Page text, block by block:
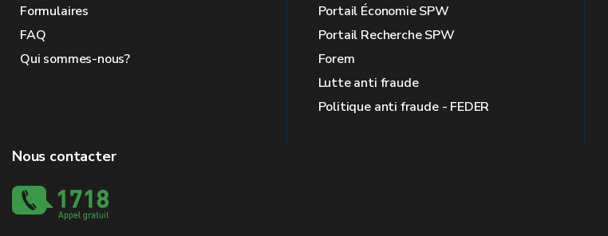
Formulaires
FAQ
Qui sommes-nous?
Portail Économie SPW
Portail Recherche SPW
Forem
Lutte anti fraude
Politique anti fraude - FEDER
Nous contacter